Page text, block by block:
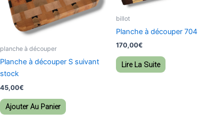
planche à découper
Planche à découper S suivant
stock
45,00€
Ajouter Au Panier
billot
Planche à découper 704
170,00€
Lire La Suite